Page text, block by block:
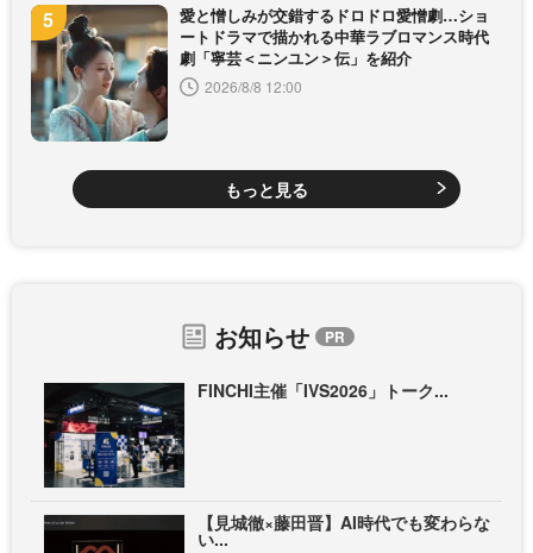
愛と憎しみが交錯するドロドロ愛憎劇…ショ
ートドラマで描かれる中華ラブロマンス時代
劇「寧芸＜ニンユン＞伝」を紹介
2026/8/8 12:00
もっと見る
お知らせ
FINCHI主催「IVS2026」トーク...
【見城徹×藤田晋】AI時代でも変わらな
い...